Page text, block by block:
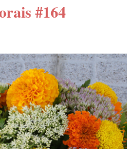
#164